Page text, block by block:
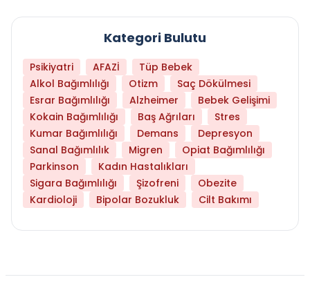
Kategori Bulutu
Psikiyatri AFAZİ
Tüp Bebek
Alkol Bağımlılığı
Otizm
Saç Dökülmesi
Esrar Bağımlılığı
Alzheimer
Bebek Gelişimi
Kokain Bağımlılığı
Baş Ağrıları
Stres
Kumar Bağımlılığı
Demans
Depresyon
Sanal Bağımlılık
Migren
Opiat Bağımlılığı
Parkinson
Kadın Hastalıkları
Sigara Bağımlılığı
Şizofreni
Obezite
Kardioloji
Bipolar Bozukluk Cilt Bakımı